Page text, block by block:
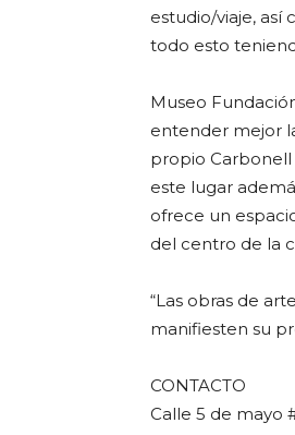
estudio/viaje, así
todo esto
Museo
entender mejor
propio Carbonell
este lugar
ofrece un
del centro de la
“Las obras de
manifiesten su
CONTACTO
Calle 5 de mayo